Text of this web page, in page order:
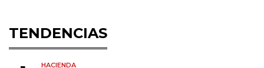
TENDENCIAS
HACIENDA